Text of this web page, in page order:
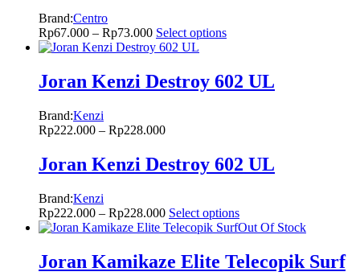
Brand:Centro
Rp67.000 – Rp73.000 Select options
Joran Kenzi Destroy 602 UL
Brand:Kenzi
Rp222.000 – Rp228.000
Joran Kenzi Destroy 602 UL
Brand:Kenzi
Rp222.000 – Rp228.000 Select options
Out Of Stock
Joran Kamikaze Elite Telecopik Surf